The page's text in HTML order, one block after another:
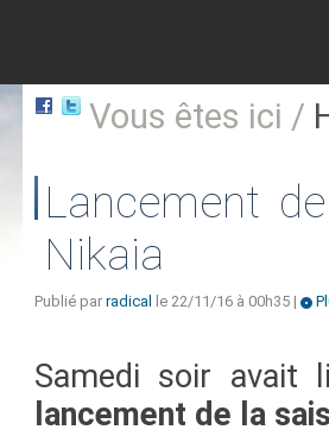
Vous êtes ici /
Lancement
Nikaia
Publié par radical le 22/11/16 à 00h35 |
Samedi soir avait
lancement de la